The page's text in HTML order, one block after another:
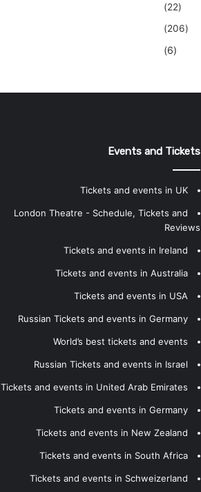
(22)
(206)
(6)
Events and Tickets
Tickets and events in UK
London Theatre - Schedule, Tickets and
Reviews
Tickets and events in Ireland
Tickets and events in Australia
Tickets and events in USA
Russian Tickets and events in Germany
World’s best tickets and events
Russian Tickets and events in Israel
Tickets and events in United Arab Emirates
Tickets and events in Germany
Tickets and events in New Zealand
Tickets and events in South Africa
Tickets and events in Schweizerland